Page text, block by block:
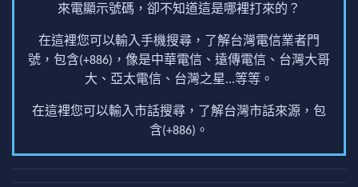
來電顯示號碼，卻不知道這是哪裡打來的？
在這裡您可以輸入手機搜尋，了解台灣電信業者門
號，包含(+886)，像是中華電信、遠傳電信、台灣大哥
大、亞太電信、台灣之星...等等。
在這裡您可以輸入市話搜尋，了解台灣市話來源，包
含(+886)。